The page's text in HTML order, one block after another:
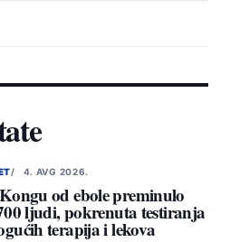
4. AVG 2026.
od ebole preminulo
ljudi, pokrenuta testiranja
terapija i lekova